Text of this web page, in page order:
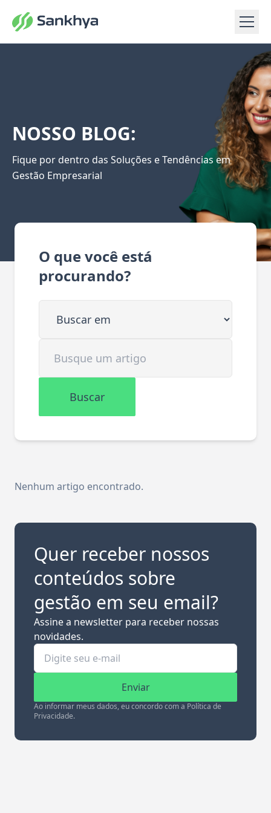
NOSSO BLOG:
Fique por dentro das Soluções e Tendências em
Gestão Empresarial
O que você está
procurando?
Buscar
Nenhum artigo encontrado.
Quer receber nossos
conteúdos sobre
gestão em seu email?
Assine a newsletter para receber nossas
novidades.
Enviar
Ao informar meus dados, eu concordo com a Política de
Privacidade.